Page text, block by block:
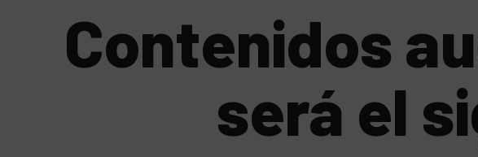
Contenidos
será el